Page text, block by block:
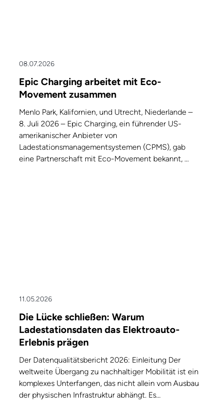
08.07.2026
Epic Charging arbeitet mit Eco-
Movement zusammen
Menlo Park, Kalifornien, und Utrecht, Niederlande –
8. Juli 2026 – Epic Charging, ein führender US-
amerikanischer Anbieter von
Ladestationsmanagementsystemen (CPMS), gab
eine Partnerschaft mit Eco-Movement bekannt, ...
11.05.2026
Die Lücke schließen: Warum
Ladestationsdaten das Elektroauto-
Erlebnis prägen
Der Datenqualitätsbericht 2026: Einleitung Der
weltweite Übergang zu nachhaltiger Mobilität ist ein
komplexes Unterfangen, das nicht allein vom Ausbau
der physischen Infrastruktur abhängt. Es...